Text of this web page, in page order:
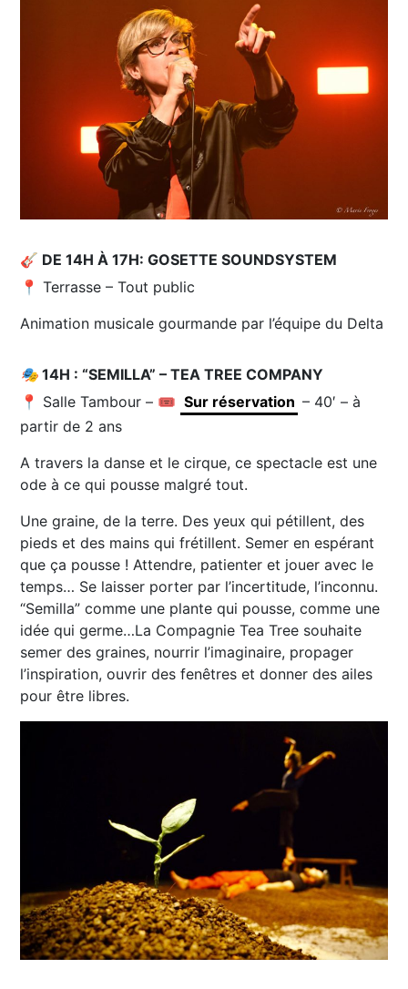
🎸 DE 14H À 17H: GOSETTE SOUNDSYSTEM
📍 Terrasse – Tout public
Animation musicale gourmande par l’équipe du Delta
🎭 14H : “SEMILLA” – TEA TREE COMPANY
📍 Salle Tambour – 🎟️ Sur réservation – 40′ – à
partir de 2 ans
A travers la danse et le cirque, ce spectacle est une
ode à ce qui pousse malgré tout.
Une graine, de la terre. Des yeux qui pétillent, des
pieds et des mains qui frétillent. Semer en espérant
que ça pousse ! Attendre, patienter et jouer avec le
temps… Se laisser porter par l’incertitude, l’inconnu.
“Semilla” comme une plante qui pousse, comme une
idée qui germe…La Compagnie Tea Tree souhaite
semer des graines, nourrir l’imaginaire, propager
l’inspiration, ouvrir des fenêtres et donner des ailes
pour être libres.